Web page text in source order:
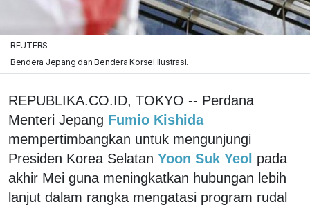
REUTERS
Bendera Jepang dan Bendera Korsel.Ilustrasi.
REPUBLIKA.CO.ID, TOKYO -- Perdana
Menteri Jepang Fumio Kishida
mempertimbangkan untuk mengunjungi
Presiden Korea Selatan Yoon Suk Yeol pada
akhir Mei guna meningkatkan hubungan lebih
lanjut dalam rangka mengatasi program rudal